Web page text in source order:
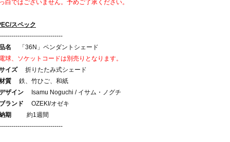
白ではございません。予めご了承ください。
スペック
名 「36N」ペンダントシェード
球、ソケットコードは別売りとなります。
イズ折りたたみ式シェード
質 鉄、竹ひご、和紙
ザイン Isamu Noguchi / イサム・ノグチ
ブランド OZEKI/オゼキ
期 約1週間